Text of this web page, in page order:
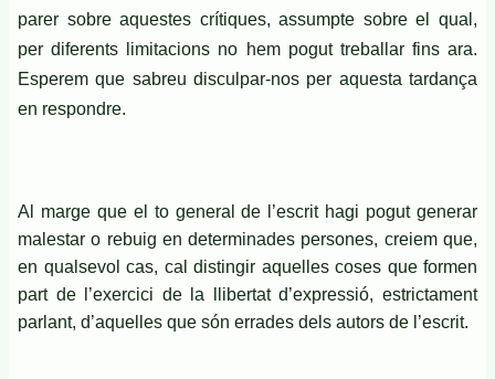
parer sobre aquestes crítiques, assumpte sobre el qual,
per diferents limitacions no hem pogut treballar fins ara.
Esperem que sabreu disculpar-nos per aquesta tardança
en respondre.
Al marge que el to general de l’escrit hagi pogut generar
malestar o rebuig en determinades persones, creiem que,
en qualsevol cas, cal distingir aquelles coses que formen
part de l’exercici de la llibertat d’expressió, estrictament
parlant, d’aquelles que són errades dels autors de l’escrit.